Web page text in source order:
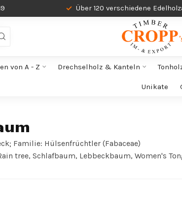
Über 120 verschiedene
von A - Z Drechselholz & Kanteln
Unikate
Familie: Hülsenfrüchtler (Fabaceae)
tree, Schlafbaum, Lebbeckbaum, Women's